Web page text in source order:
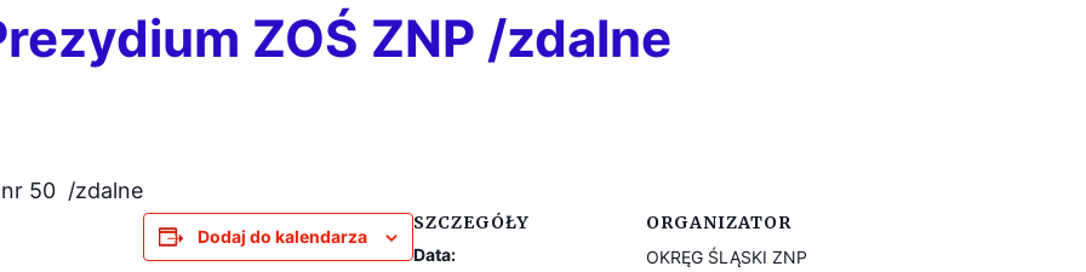
ZOŚ ZNP /zdalne
nr 50 /zdalne
Dodaj do kalendarza
SZCZEGÓŁY
Data:
ORGANIZATOR
OKRĘG ŚLĄSKI ZNP